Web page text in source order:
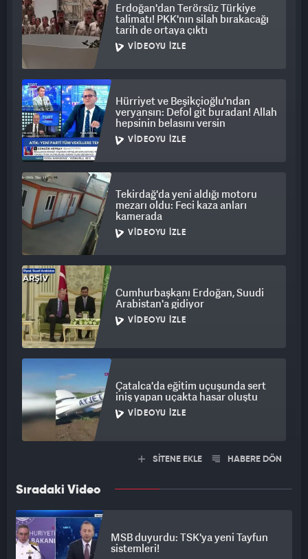
Erdoğan'dan Terörsüz Türkiye
talimatı! PKK'nın silah bırakacağı
tarih de ortaya çıktı
VIDEOYU İZLE
Hürriyet ve Beşikçioğlu'ndan
veryansın: Defol git buradan! Allah
hepsinin belasını versin
VIDEOYU İZLE
Tekirdağ'da yeni aldığı motoru
mezarı oldu: Feci kaza anları
kamerada
VIDEOYU İZLE
Cumhurbaşkanı Erdoğan, Suudi
Arabistan'a gidiyor
VIDEOYU İZLE
Çatalca'da eğitim uçuşunda sert
iniş yapan uçakta hasar oluştu
VIDEOYU İZLE
SİTENE EKLE HABERE DÖN
Sıradaki Video
MSB duyurdu: TSK'ya yeni Tayfun
sistemleri!